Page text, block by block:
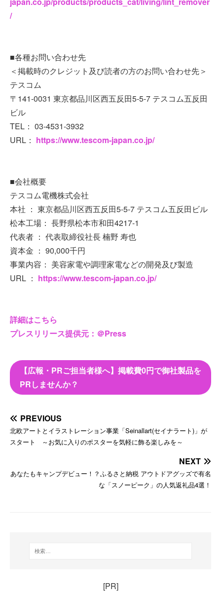
/
■各種お問い合わせ先
＜掲載時のクレジット及び読者の方のお問い合わせ先＞
テスコム
〒141-0031 東京都品川区西五反田5-5-7 テスコム五反田
ビル
TEL： 03-4531-3932
URL： https://www.tescom-japan.co.jp/
■会社概要
テスコム電機株式会社
本社 ： 東京都品川区西五反田5-5-7 テスコム五反田ビル
松本工場： 長野県松本市和田4217-1
代表者 ： 代表取締役社長 楠野 寿也
資本金 ： 90,000千円
事業内容： 美容家電や調理家電などの開発及び製造
URL ： https://www.tescom-japan.co.jp/
詳細はこちら
プレスリリース提供元：＠Press
【広報・PRご担当者様へ】掲載費0円で御社製品を
PRしませんか？
PREVIOUS
北欧アートとイラストレーション事業「Seinallart(セイナラート)」が
スタート ～お気に入りのポスターを気軽に飾る楽しみを～
NEXT
あなたもキャンプデビュー！？ふるさと納税 アウトドアグッズで有名
な「スノーピーク」の人気返礼品4選！
[PR]